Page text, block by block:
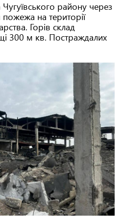
району через
на території
Горів склад
300 м кв. Постраждалих